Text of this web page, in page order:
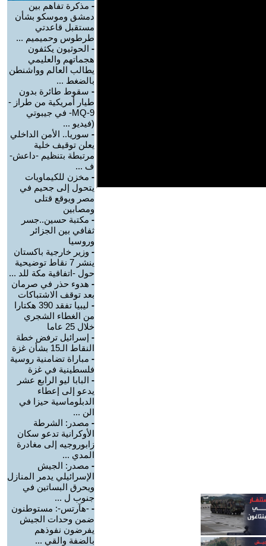
- مذكرة تفاهم بين
دمشق وموسكو بشأن
مستقبل قاعدتي
طرطوس وحميميم ...
- الحوثيون يكثفون
هجماتهم والعليمي
يطالب العالم وواشنطن
بالضغط ...
- سقوط طائرة بدون
طيار أمريكية من طراز -
MQ-9- في جيبوتي
(فيديو ...
- سوريا.. الأمن الداخلي
يعلن توقيف خلية
مرتبطة بتنظيم -داعش-
ف ...
- مخزن للكيماويات
يتحول إلى جحيم في
مصر ويوقع قتلى
ومصابين
- مكتبة حسين..جسر
ثفافي بين الجزائر
وروسيا
- وزير خارجية باكستان
ينشر 7 نقاط توضيحية
حول -اتفاقية مكة للد ...
- هدوء حذر في صرمان
بعد توقف الاشتباكات
-
ليبيا تفقد 390 هكتارا
من الغطاء الشجري
خلال 25 عاما
- إسرائيل ترفض خطة
النقاط الـ15 بشأن غزة
- مباراة تضامنية روسية
فلسطينية في غزة
- البابا ليو الرابع عشر
يدعو إلى إعطاء
الدبلوماسية حيزا في
الن ...
- مصدر: الشرطة
الأوكرانية تدعو سكان
زابوروجيه إلى مغادرة
المدي ...
- مصدر: الجيش
الإسرائيلي يدمر المنازل
ويحرق البساتين في
جنوب ل ...
- -هآرتس-: مستوطنون
ضمن وحدات الجيش
يفرضون نفوذهم
بالضفة والقي ...